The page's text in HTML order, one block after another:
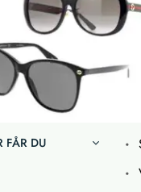
FÅR DU